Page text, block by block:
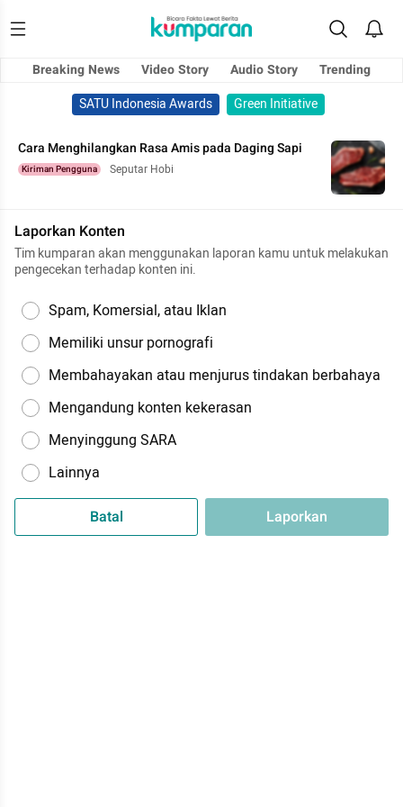
Breaking News Video Story Audio Story
Trending
SATU Indonesia Awards
Green Initiative
Cara Menghilangkan Rasa Amis pada Daging Sapi
Kiriman Pengguna Seputar Hobi
Laporkan Konten
Tim kumparan akan menggunakan laporan kamu untuk melakukan
pengecekan terhadap konten ini.
Spam, Komersial, atau Iklan
Memiliki unsur pornografi
Membahayakan atau menjurus tindakan berbahaya
Mengandung konten kekerasan
Menyinggung SARA
Lainnya
Batal Laporkan